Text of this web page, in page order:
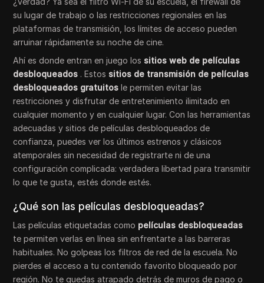
su lugar de trabajo o las restricciones regionales en las
plataformas de transmisión, los límites de acceso pueden
arruinar rápidamente su noche de cine.
Ahí es donde entran en juego los sitios web de películas
desbloqueados . Estos sitios de transmisión de películas
desbloqueados gratuitos le permiten evitar las
restricciones y disfrutar de entretenimiento ilimitado en
cualquier momento y en cualquier lugar. Con las herramientas
adecuadas y sitios de películas desbloqueados de
confianza, puedes ver los últimos estrenos y clásicos
atemporales sin necesidad de registrarte ni de una
configuración complicada: verdadera libertad para transmitir
lo que te gusta, estés donde estés.
¿Qué son las películas desbloqueadas?
Las películas etiquetadas como películas desbloqueadas
te permiten verlas en línea sin enfrentarte a las barreras
habituales. No golpeas los filtros de red de la escuela. No
pierdes el acceso a tu contenido favorito bloqueado por
región. No te quedas atrapado detrás de muros de pago o